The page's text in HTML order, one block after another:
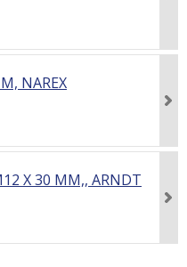
NAREX
X 30 MM,, ARNDT